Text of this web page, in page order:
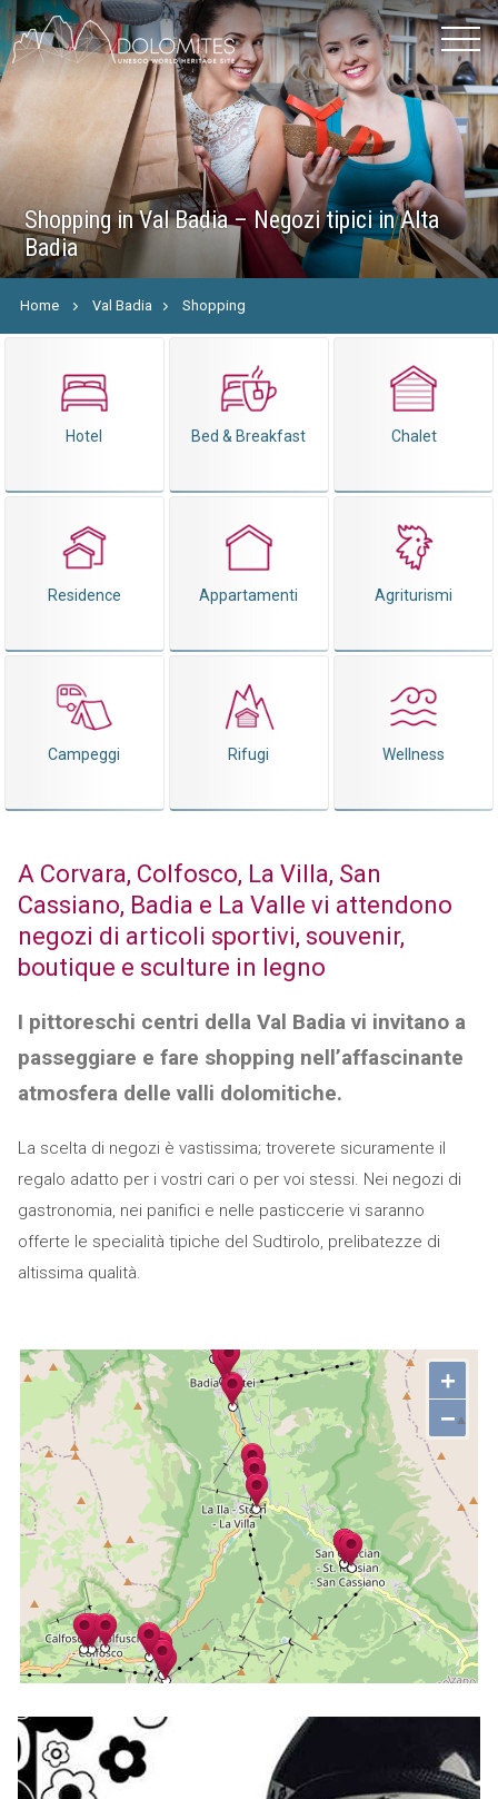
Shopping in Val Badia – Negozi tipici in Alta
Badia
Home Val Badia Shopping
Hotel Bed & Breakfast Chalet
Residence Appartamenti Agriturismi
Campeggi Rifugi Wellness
A Corvara, Colfosco, La Villa, San
Cassiano, Badia e La Valle vi attendono
negozi di articoli sportivi, souvenir,
boutique e sculture in legno
I pittoreschi centri della Val Badia vi invitano a
passeggiare e fare shopping nell’affascinante
atmosfera delle valli dolomitiche.
La scelta di negozi è vastissima; troverete sicuramente il
regalo adatto per i vostri cari o per voi stessi. Nei negozi di
gastronomia, nei panifici e nelle pasticcerie vi saranno
offerte le specialità tipiche del Sudtirolo, prelibatezze di
altissima qualità.
+
−